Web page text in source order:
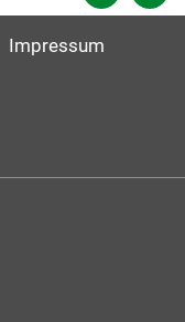
Impressum